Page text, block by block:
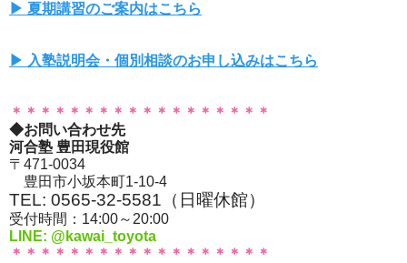
▶ 夏期講習のご案内はこちら
▶ 入塾説明会・個別相談のお申し込みはこちら
＊＊＊＊＊＊＊＊＊＊＊＊＊＊＊＊＊＊
◆お問い合わせ先
河合塾 豊田現役館
〒471-0034
豊田市小坂本町1-10-4
TEL: 0565-32-5581（日曜休館）
受付時間：14:00～20:00
LINE: @kawai_toyota
＊＊＊＊＊＊＊＊＊＊＊＊＊＊＊＊＊＊